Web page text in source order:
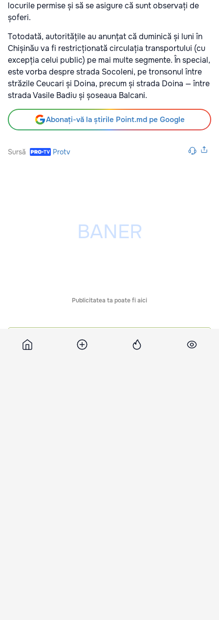
locurile permise și să se asigure că sunt observați de
șoferi.
Totodată, autoritățile au anunțat că duminică și luni în
Chișinău va fi restricționată circulația transportului (cu
excepția celui public) pe mai multe segmente. În special,
este vorba despre strada Socoleni, pe tronsonul între
străzile Ceucari și Doina, precum și strada Doina — între
strada Vasile Badiu și șoseaua Balcani.
Abonați-vă la știrile Point.md pe Google
Sursă Protv
Publicitatea ta poate fi aici